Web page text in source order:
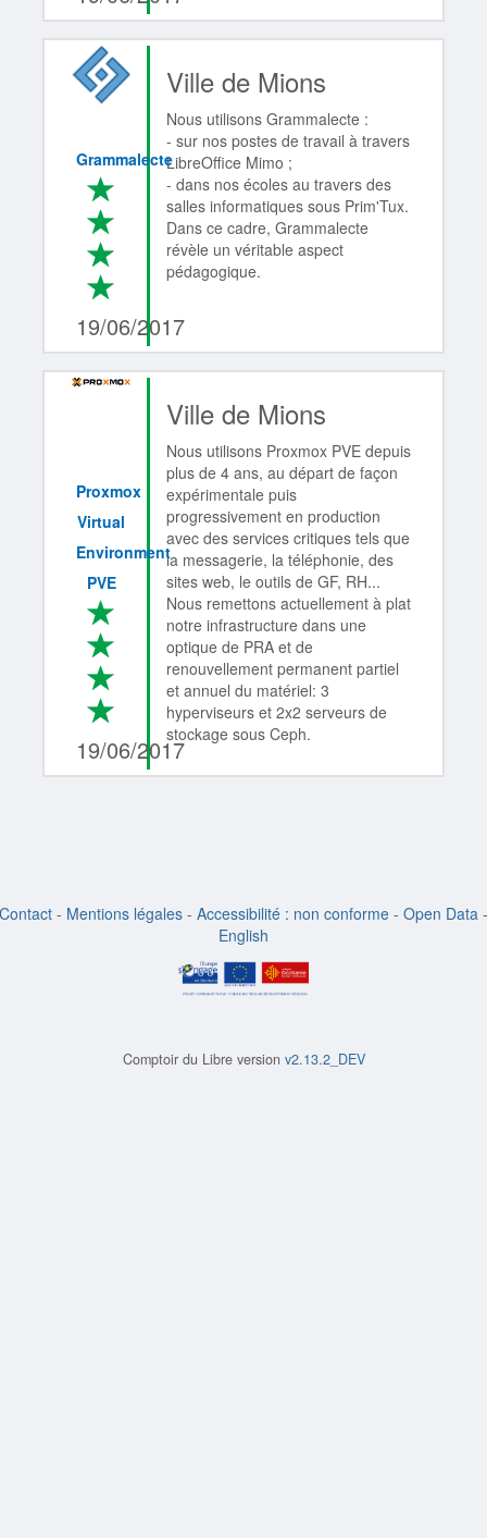
Grammalecte
*
*
*
*
4/4
19/06/2017
Ville de Mions
Nous utilisons Grammalecte :
- sur nos postes de travail à travers
LibreOffice Mimo ;
- dans nos écoles au travers des
salles informatiques sous Prim'Tux.
Dans ce cadre, Grammalecte
révèle un véritable aspect
pédagogique.
Proxmox
Virtual
Environment
PVE
*
*
*
*
4/4
19/06/2017
Ville de Mions
Nous utilisons Proxmox PVE depuis
plus de 4 ans, au départ de façon
expérimentale puis
progressivement en production
avec des services critiques tels que
la messagerie, la téléphonie, des
sites web, le outils de GF, RH...
Nous remettons actuellement à plat
notre infrastructure dans une
optique de PRA et de
renouvellement permanent partiel
et annuel du matériel: 3
hyperviseurs et 2x2 serveurs de
stockage sous Ceph.
Contact - Mentions légales - Accessibilité : non conforme - Open Data -
English
Comptoir du Libre version v2.13.2_DEV